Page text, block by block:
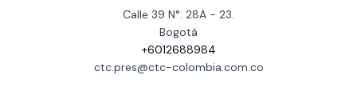
Calle 39 N°. 28A - 23.
Bogotá
+6012688984
ctc.pres@ctc-colombia.com.co